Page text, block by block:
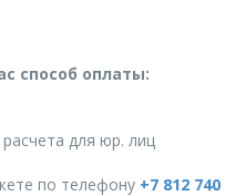
способ оплаты:
для юр. лиц
по телефону +7 812 740